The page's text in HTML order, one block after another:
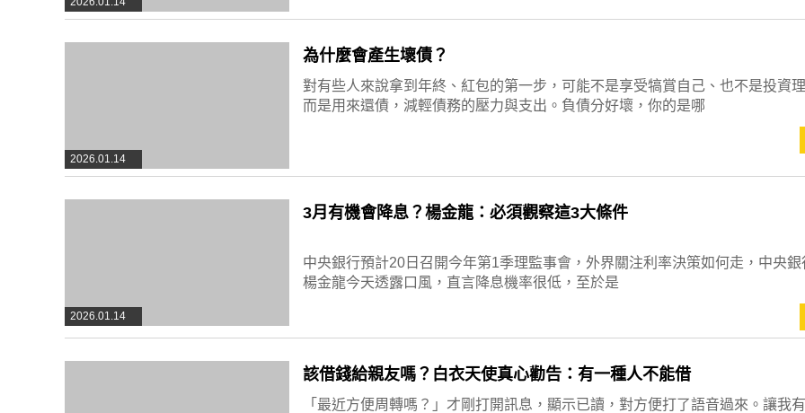
2026.01.14
為什麼會產生壞債？
對有些人來說拿到年終、紅包的第一步，可能不是享受犒賞自己、也不是投資理
而是用來還債，減輕債務的壓力與支出。負債分好壞，你的是哪
2026.01.14
3月有機會降息？楊金龍：必須觀察這3大條件
中央銀行預計20日召開今年第1季理監事會，外界關注利率決策如何走，中央銀
楊金龍今天透露口風，直言降息機率很低，至於是
該借錢給親友嗎？白衣天使真心勸告：有一種人不能借
「最近方便周轉嗎？」才剛打開訊息，顯示已讀，對方便打了語音過來。讓我